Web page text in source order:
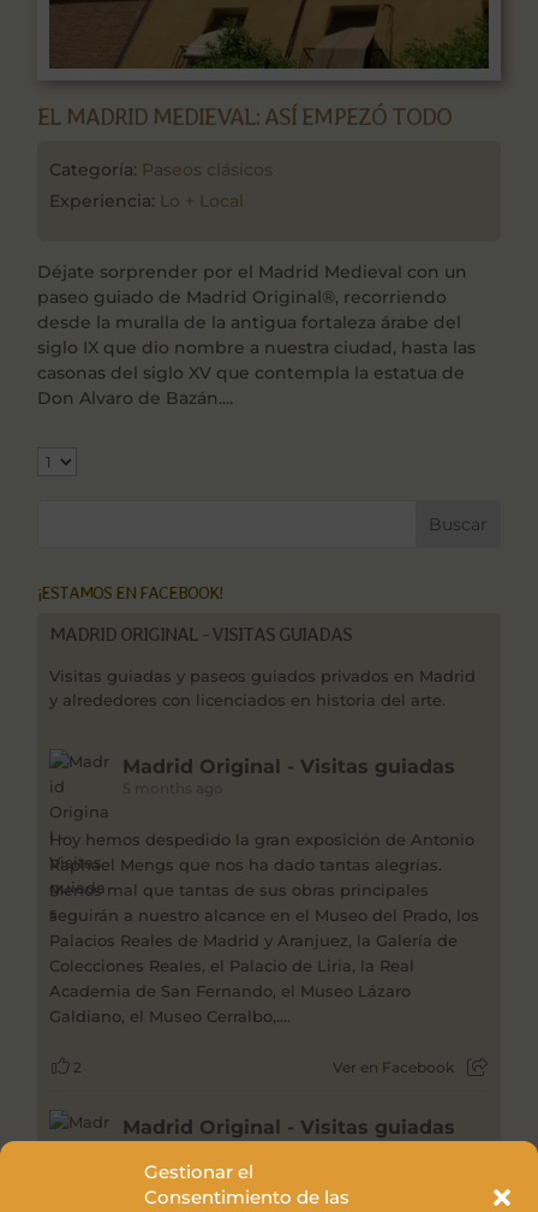
Gestionar el
Consentimiento de las
EL MADRID MEDIEVAL: ASÍ EMPEZÓ TODO
Categoría: Paseos clásicos
Experiencia: Lo + Local
Déjate sorprender por el Madrid Medieval con un
paseo guiado de Madrid Original®, recorriendo
desde la muralla de la antigua fortaleza árabe del
siglo IX que dio nombre a nuestra ciudad, hasta las
casonas del siglo XV que contempla la estatua de
Don Alvaro de Bazán....
¡ESTAMOS EN FACEBOOK!
MADRID ORIGINAL - VISITAS GUIADAS
Visitas guiadas y paseos guiados privados en Madrid
y alrededores con licenciados en historia del arte.
Madrid Original - Visitas guiadas
Hoy hemos despedido la gran exposición de Antonio
Raphael Mengs que nos ha dado tantas alegrías.
Menos mal que tantas de sus obras principales
seguirán a nuestro alcance en el Museo del Prado, los
Palacios Reales de Madrid y Aranjuez, la Galería de
Colecciones Reales, el Palacio de Liria, la Real
Academia de San Fernando, el Museo Lázaro
Galdiano, el Museo Cerralbo,....
2 Ver en Facebook
Madrid Original - Visitas guiadas
La obra de Joana Vasconcelos que nos da la